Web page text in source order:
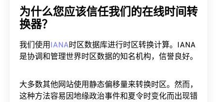
为什么您应该信任我们的在线时间转
换器？
我们使用IANA时区数据库进行时区转换计算。IANA
是协调和管理世界时区数据的知名机构，信誉良好。
大多数其他网站使用静态偏移量来转换时区。然而，
这种方法容易因地缘政治事件和夏令时变化而出现错